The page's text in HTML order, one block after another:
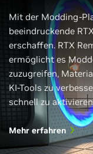
Mit der Modding-
beeindruckende
erschaffen. RTX
ermöglicht es
zuzugreifen,
KI-Tools zu
schnell zu
Mehr erfahren